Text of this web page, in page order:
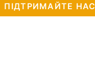
ПІДТРИМАЙТЕ НАС